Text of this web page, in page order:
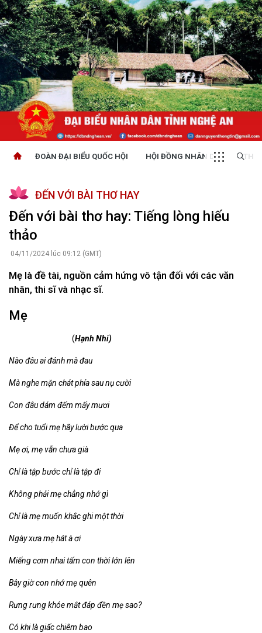
ĐOÀN ĐẠI BIỂU QUỐC HỘI HỘI ĐỒNG NHÂN DÂN
ĐẾN VỚI BÀI THƠ HAY
Đến với bài thơ hay: Tiếng lòng hiếu
thảo
04/11/2024 lúc 09:12 (GMT)
Mẹ là đề tài, nguồn cảm hứng vô tận đối với các văn
nhân, thi sĩ và nhạc sĩ.
Mẹ
(Hạnh Nhi)
Nào đâu ai đánh mà đau
Mà nghe mặn chát phía sau nụ cười
Con đâu dám đếm mấy mươi
Để cho tuổi mẹ hãy lười bước qua
Mẹ ơi, mẹ vẫn chưa già
Chỉ là tập bước chỉ là tập đi
Không phải mẹ chẳng nhớ gì
Chỉ là mẹ muốn khắc ghi một thời
Ngày xưa mẹ hát à ơi
Miếng cơm nhai tấm con thời lớn lên
Bây giờ con nhớ mẹ quên
Rưng rưng khóe mắt đáp đền mẹ sao?
Có khi là giấc chiêm bao